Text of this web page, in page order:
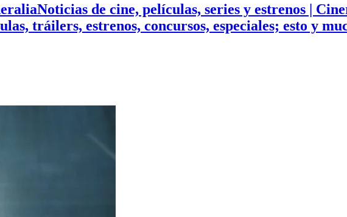
Noticias de cine, películas, series y estrenos |
tráilers, estrenos, concursos, especiales; esto y